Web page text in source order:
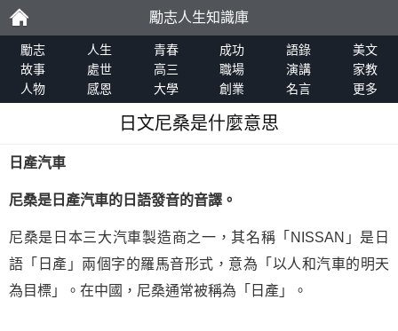
勵
志
勵志人生知識庫
勵志 人生 青春 成功 語錄
美文
故事
處世 高三 職場 演講
家教
人物
感恩 大學 創業 名言 更多
日文尼桑是什麼意思
日產汽車
尼桑是日產汽車的日語發音的音譯。
尼桑是日本三大汽車製造商之一，其名稱「NISSAN」是日
語「日產」兩個字的羅馬音形式，意為「以人和汽車的明天
為目標」。在中國，尼桑通常被稱為「日產」。